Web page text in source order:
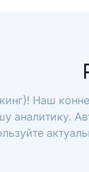
Наш
аналитику.